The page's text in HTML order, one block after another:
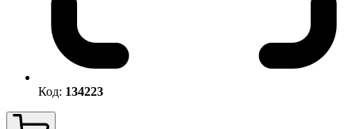
Код: 134223